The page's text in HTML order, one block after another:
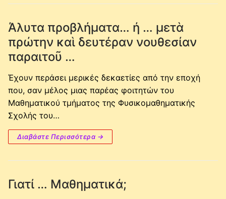
Άλυτα προβλήματα… ή … μετὰ
πρώτην καὶ δευτέραν νουθεσίαν
παραιτοῦ …
Έχουν περάσει μερικές δεκαετίες από την εποχή
που, σαν μέλος μιας παρέας φοιτητών του
Μαθηματικού τμήματος της Φυσικομαθηματικής
Σχολής του…
Διαβάστε Περισσότερα →
Γιατί … Μαθηματικά;